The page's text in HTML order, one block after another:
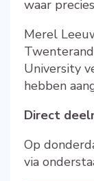
waar
Merel
University
hebben
Direct
Op
via